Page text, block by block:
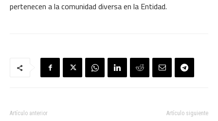
pertenecen a la comunidad diversa en la Entidad.
Artículo anterior Artículo siguiente